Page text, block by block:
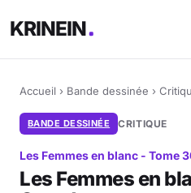
KRINEIN
Accueil › Bande dessinée ›
BANDE DESSINÉE CRITIQUE
Les Femmes en blanc - Tome
Les Femmes en